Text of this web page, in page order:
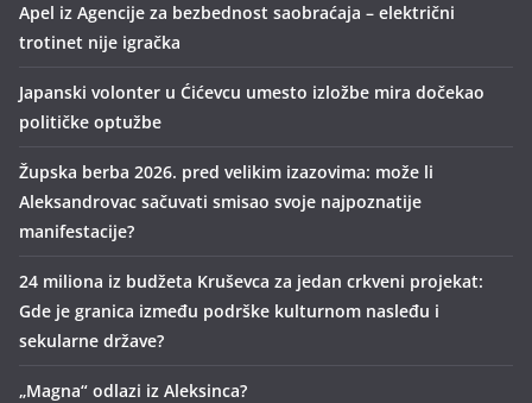
Apel iz Agencije za bezbednost saobraćaja – električni
trotinet nije igračka
Japanski volonter u Ćićevcu umesto izložbe mira dočekao
političke optužbe
Župska berba 2026. pred velikim izazovima: može li
Aleksandrovac sačuvati smisao svoje najpoznatije
manifestacije?
24 miliona iz budžeta Kruševca za jedan crkveni projekat:
Gde je granica između podrške kulturnom nasleđu i
sekularne države?
„Magna“ odlazi iz Aleksinca?